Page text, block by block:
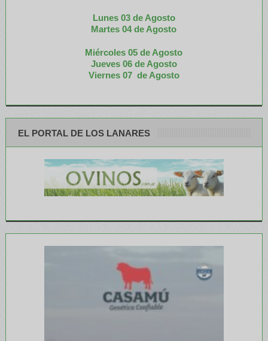
Lunes 03 de Agosto
Martes 04 de Agosto
Miércoles 05 de Agosto
Jueves 06 de Agosto
Viernes 07 de Agosto
EL PORTAL DE LOS LANARES